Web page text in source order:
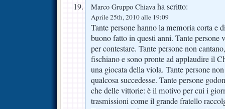
Marco Gruppo Chiavaha scritto:
Aprile 25th, 2010 alle 19:09
Tante persone hanno la memoria corta e
buono fatto in questi anni. Tante persone
per contestare. Tante persone non
fischiano e sono pronte ad applaudire il
una giocata della viola. Tante persone
qualcosa succedesse. Tante persone
che delle vittorie: è il motivo per cui i
trasmissioni come il grande fratello